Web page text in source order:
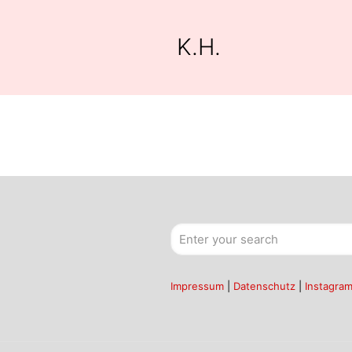
K.H.
Impressum Datenschutz Instagram